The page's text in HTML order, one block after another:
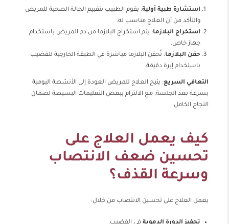
استشارة طبية أولية: يقوم الطبيب بتقييم الحالة الصحية للمريض
والتأكد من أن العلاج مناسب له.
استخراج البلازما: يتم استخراج البلازما من دم المريض باستخدام
جهاز خاص.
حقن البلازما: تُحقن البلازما مباشرة في الطبقة الخارجية للقضيب
باستخدام إبرة دقيقة.
التعافي السريع: يتيح العلاج للمريض العودة إلى الأنشطة اليومية
بسرعة بعد الجلسة، مع الالتزام ببعض التعليمات البسيطة لضمان
النجاح الكامل.
كيف يعمل العلاج على
تحسين ضعف الانتصاب
وسرعة القذف؟
يعمل العلاج على تحسين الانتصاب من خلال:
تحفيز الدورة الدمويةفي القضيب.